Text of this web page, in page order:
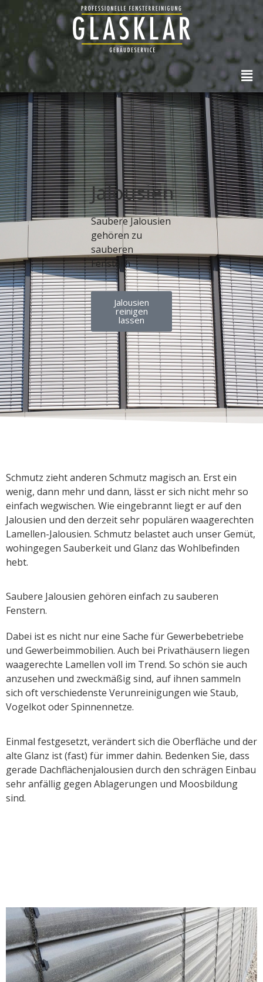
Jalousien
Saubere Jalousien
gehören zu
sauberen
Fenstern
Jalousien
reinigen
lassen
Schmutz zieht anderen Schmutz magisch an. Erst ein
wenig, dann mehr und dann, lässt er sich nicht mehr so
einfach wegwischen. Wie eingebrannt liegt er auf den
Jalousien und den derzeit sehr populären waagerechten
Lamellen-Jalousien. Schmutz belastet auch unser Gemüt,
wohingegen Sauberkeit und Glanz das Wohlbefinden
hebt.
Saubere Jalousien gehören einfach zu sauberen
Fenstern.
Dabei ist es nicht nur eine Sache für Gewerbebetriebe
und Gewerbeimmobilien. Auch bei Privathäusern liegen
waagerechte Lamellen voll im Trend. So schön sie auch
anzusehen und zweckmäßig sind, auf ihnen sammeln
sich oft verschiedenste Verunreinigungen wie Staub,
Vogelkot oder Spinnennetze.
Einmal festgesetzt, verändert sich die Oberfläche und der
alte Glanz ist (fast) für immer dahin. Bedenken Sie, dass
gerade Dachflächenjalousien durch den schrägen Einbau
sehr anfällig gegen Ablagerungen und Moosbildung
sind.